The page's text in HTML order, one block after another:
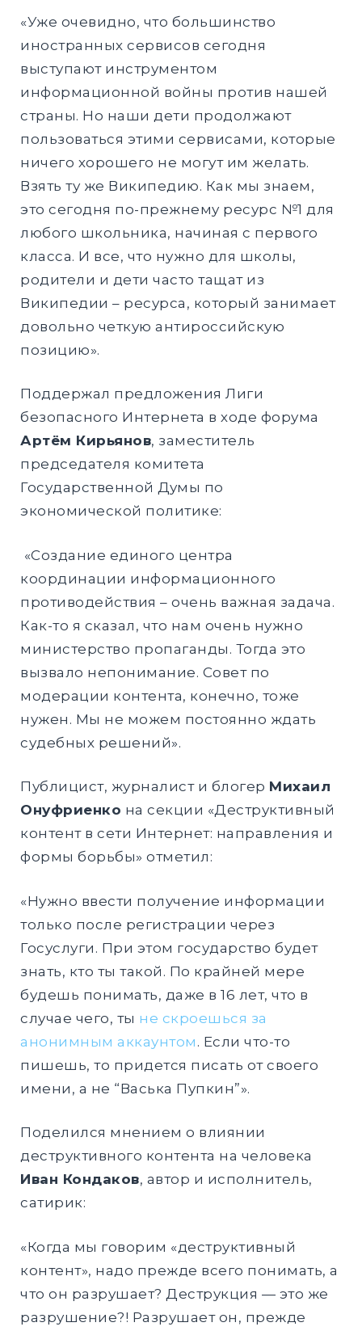
«Уже очевидно, что большинство
иностранных сервисов сегодня
выступают инструментом
информационной войны против нашей
страны. Но наши дети продолжают
пользоваться этими сервисами, которые
ничего хорошего не могут им желать.
Взять ту же Википедию. Как мы знаем,
это сегодня по-прежнему ресурс №1 для
любого школьника, начиная с первого
класса. И все, что нужно для школы,
родители и дети часто тащат из
Википедии – ресурса, который занимает
довольно четкую антироссийскую
позицию».
Поддержал предложения Лиги
безопасного Интернета в ходе форума
Артём Кирьянов, заместитель
председателя комитета
Государственной Думы по
экономической политике:
«Создание единого центра
координации информационного
противодействия – очень важная задача.
Как-то я сказал, что нам очень нужно
министерство пропаганды. Тогда это
вызвало непонимание. Совет по
модерации контента, конечно, тоже
нужен. Мы не можем постоянно ждать
судебных решений».
Публицист, журналист и блогер Михаил
Онуфриенко на секции «Деструктивный
контент в сети Интернет: направления и
формы борьбы» отметил:
«Нужно ввести получение информации
только после регистрации через
Госуслуги. При этом государство будет
знать, кто ты такой. По крайней мере
будешь понимать, даже в 16 лет, что в
случае чего, ты не скроешься за
анонимным аккаунтом . Если что-то
пишешь, то придется писать от своего
имени, а не “Васька Пупкин”».
Поделился мнением о влиянии
деструктивного контента на человека
Иван Кондаков, автор и исполнитель,
сатирик:
«Когда мы говорим «деструктивный
контент», надо прежде всего понимать, а
что он разрушает? Деструкция — это же
разрушение?! Разрушает он, прежде